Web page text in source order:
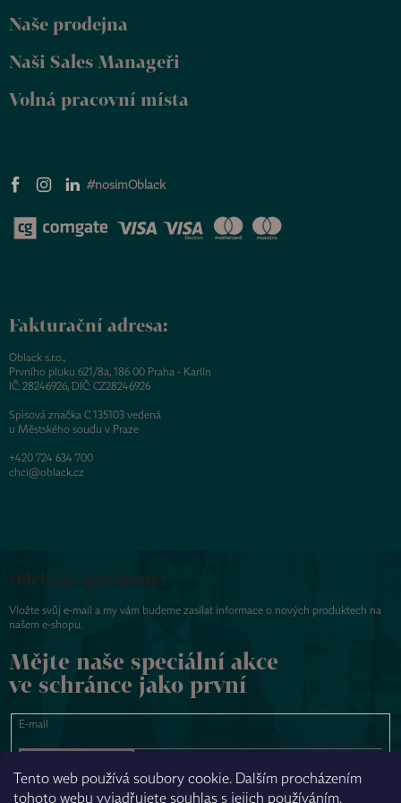
Tento web používá soubory cookie. Dalším procházením
tohoto webu vyjadřujete souhlas s jejich používáním.
Naše prodejna
Naši Sales Manageři
Volná pracovní místa
#nosimOblack
Fakturační adresa:
Oblack s.r.o.,
Prvního pluku 621/8a, 186 00 Praha - Karlín
IČ: 28246926, DIČ: CZ28246926
Spisová značka C 135103 vedená
u Městského soudu v Praze
+420 724 634 700
chci@oblack.cz
Odebírat newsletter
Vložte svůj e-mail a my vám budeme zasílat informace o nových produktech na
našem e-shopu.
Mějte naše speciální akce
ve schránce jako první
E-mail